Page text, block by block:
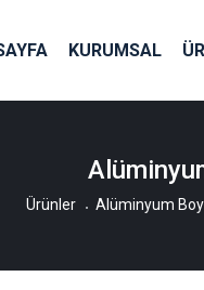
KURUMSAL
Ürünler Alüminyum Boy